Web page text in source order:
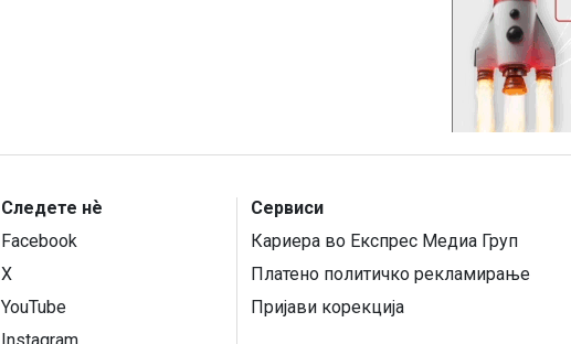
Следете нѐ
Facebook
X
YouTube
Сервиси
Кариера во Експрес Медиа Груп
Платено политичко рекламирање
Пријави корекција